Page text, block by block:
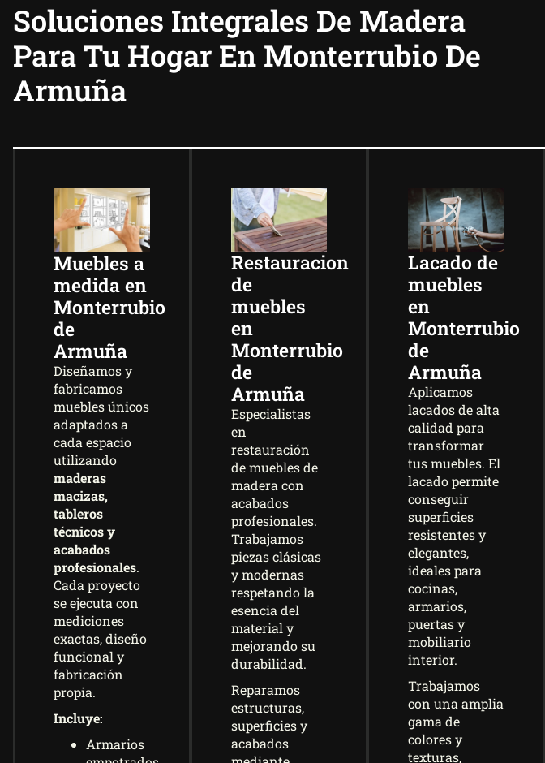
Soluciones Integrales De Madera
Para Tu Hogar En Monterrubio De
Armuña
Muebles a
medida en
Monterrubio
de
Armuña
Diseñamos y
fabricamos
muebles únicos
adaptados a
cada espacio
utilizando
maderas
macizas,
tableros
técnicos y
acabados
profesionales.
Cada proyecto
se ejecuta con
mediciones
exactas, diseño
funcional y
fabricación
propia.
Incluye:
Armarios
Restauracion
de
muebles
en
Monterrubio
de
Armuña
Especialistas
en
restauración
de muebles de
madera con
acabados
profesionales.
Trabajamos
piezas clásicas
y modernas
respetando la
esencia del
material y
mejorando su
durabilidad.
Reparamos
estructuras,
superficies y
acabados
Lacado de
muebles
en
Monterrubio
de
Armuña
Aplicamos
lacados de alta
calidad para
transformar
tus muebles. El
lacado permite
conseguir
superficies
resistentes y
elegantes,
ideales para
cocinas,
armarios,
puertas y
mobiliario
interior.
Trabajamos
con una amplia
gama de
colores y
texturas,